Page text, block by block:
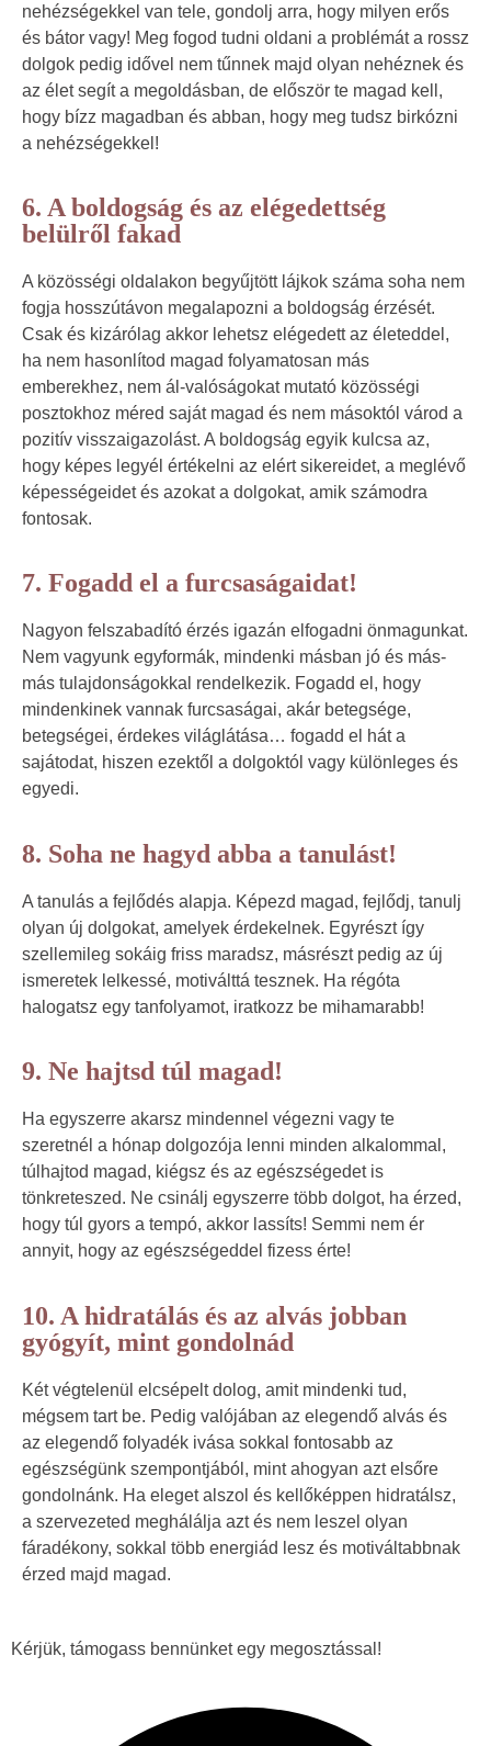
nehézségekkel van tele, gondolj arra, hogy milyen erős
és bátor vagy! Meg fogod tudni oldani a problémát a rossz
dolgok pedig idővel nem tűnnek majd olyan nehéznek és
az élet segít a megoldásban, de először te magad kell,
hogy bízz magadban és abban, hogy meg tudsz birkózni
a nehézségekkel!
6. A boldogság és az elégedettség
belülről fakad
A közösségi oldalakon begyűjtött lájkok száma soha nem
fogja hosszútávon megalapozni a boldogság érzését.
Csak és kizárólag akkor lehetsz elégedett az életeddel,
ha nem hasonlítod magad folyamatosan más
emberekhez, nem ál-valóságokat mutató közösségi
posztokhoz méred saját magad és nem másoktól várod a
pozitív visszaigazolást. A boldogság egyik kulcsa az,
hogy képes legyél értékelni az elért sikereidet, a meglévő
képességeidet és azokat a dolgokat, amik számodra
fontosak.
7. Fogadd el a furcsaságaidat!
Nagyon felszabadító érzés igazán elfogadni önmagunkat.
Nem vagyunk egyformák, mindenki másban jó és más-
más tulajdonságokkal rendelkezik. Fogadd el, hogy
mindenkinek vannak furcsaságai, akár betegsége,
betegségei, érdekes világlátása… fogadd el hát a
sajátodat, hiszen ezektől a dolgoktól vagy különleges és
egyedi.
8. Soha ne hagyd abba a tanulást!
A tanulás a fejlődés alapja. Képezd magad, fejlődj, tanulj
olyan új dolgokat, amelyek érdekelnek. Egyrészt így
szellemileg sokáig friss maradsz, másrészt pedig az új
ismeretek lelkessé, motiválttá tesznek. Ha régóta
halogatsz egy tanfolyamot, iratkozz be mihamarabb!
9. Ne hajtsd túl magad!
Ha egyszerre akarsz mindennel végezni vagy te
szeretnél a hónap dolgozója lenni minden alkalommal,
túlhajtod magad, kiégsz és az egészségedet is
tönkreteszed. Ne csinálj egyszerre több dolgot, ha érzed,
hogy túl gyors a tempó, akkor lassíts! Semmi nem ér
annyit, hogy az egészségeddel fizess érte!
10. A hidratálás és az alvás jobban
gyógyít, mint gondolnád
Két végtelenül elcsépelt dolog, amit mindenki tud,
mégsem tart be. Pedig valójában az elegendő alvás és
az elegendő folyadék ivása sokkal fontosabb az
egészségünk szempontjából, mint ahogyan azt elsőre
gondolnánk. Ha eleget alszol és kellőképpen hidratálsz,
a szervezeted meghálálja azt és nem leszel olyan
fáradékony, sokkal több energiád lesz és motiváltabbnak
érzed majd magad.
Kérjük, támogass bennünket egy megosztással!